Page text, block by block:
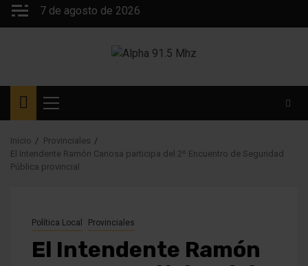
Saltar
7 de agosto de 2026
Menú
principal
Inicio
Provinciales
El Intendente Ramón Canosa participa del 2º Encuentro de Seguridad
Pública provincial
Política Local Provinciales
El Intendente Ramón